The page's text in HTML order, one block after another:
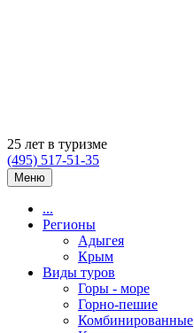
25 лет в туризме
(495) 517-51-35
Меню
...
Регионы
Адыгея
Крым
Виды туров
Горы - море
Горно-пешие
Комбинированные